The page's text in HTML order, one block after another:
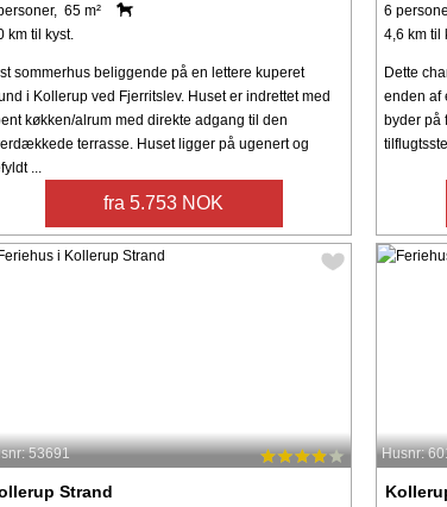
65 m²
km til kyst.
sommerhus beliggende på en lettere kuperet
i Kollerup ved Fjerritslev. Huset er indrettet med
køkken/alrum med direkte adgang til den
terrasse. Huset ligger på ugenert og
...
fra 5.753 NOK
6
4,6 km til
Dette
enden af
byder på
53691
Strand
Husnr: